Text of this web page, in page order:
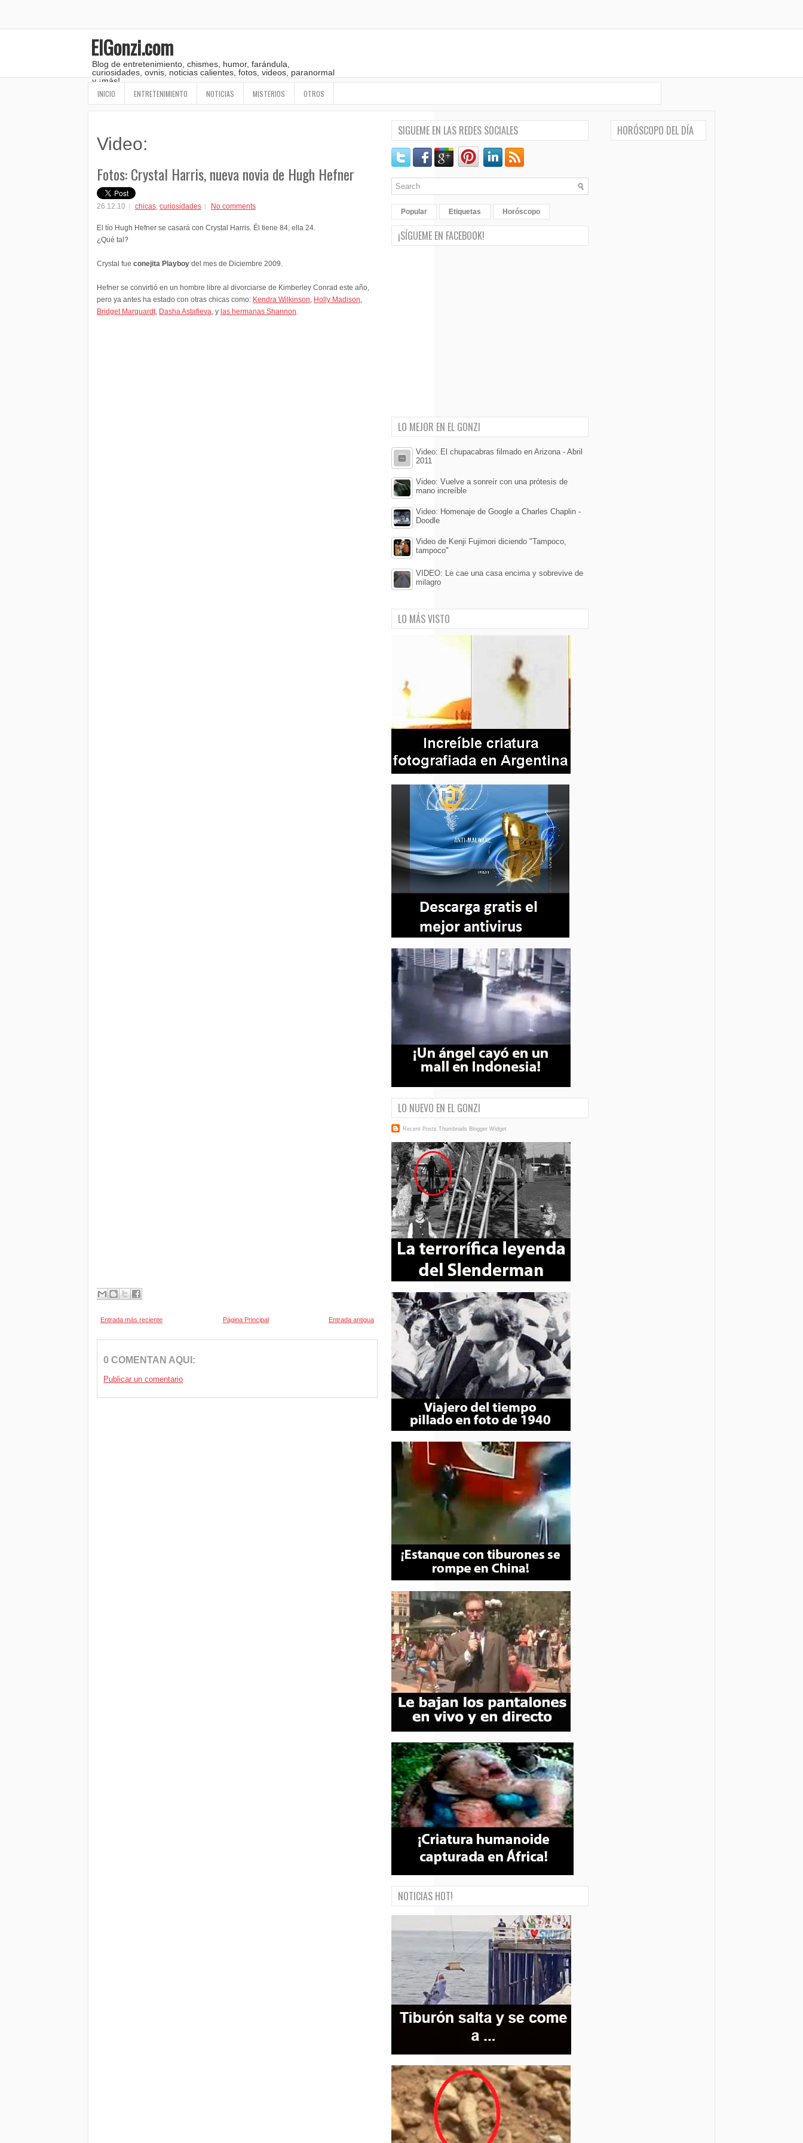
ElGonzi.com
Blog de entretenimiento, chismes, humor, farándula,
curiosidades, ovnis, noticias calientes, fotos, videos, paranormal
y ¡más!
INICIO ENTRETENIMIENTO NOTICIAS MISTERIOS OTROS
Video:
Fotos: Crystal Harris, nueva novia de Hugh Hefner
26.12.10 chicas, curiosidades No comments
El tío Hugh Hefner se casará con Crystal Harris. Él tiene 84, ella 24.
¿Qué tal?
Crystal fue conejita Playboy del mes de Diciembre 2009.
Hefner se convirtió en un hombre libre al divorciarse de Kimberley Conrad este año,
pero ya antes ha estado con otras chicas como: Kendra Wilkinson, Holly Madison,
Bridget Marquardt, Dasha Astafieva, y las hermanas Shannon.
Entrada más reciente Entrada antigua
Página Principal
0 COMENTAN AQUI:
Publicar un comentario
SIGUEME EN LAS REDES SOCIALES
Popular Etiquetas Horóscopo
¡SÍGUEME EN FACEBOOK!
LO MEJOR EN EL GONZI
Video: El chupacabras filmado en Arizona - Abril
2011
Video: Vuelve a sonreír con una prótesis de
mano increíble
Video: Homenaje de Google a Charles Chaplin -
Doodle
Video de Kenji Fujimori diciendo "Tampoco,
tampoco"
VIDEO: Le cae una casa encima y sobrevive de
milagro
LO MÁS VISTO
LO NUEVO EN EL GONZI
Recent Posts Thumbnails Blogger Widget
NOTICIAS HOT!
HORÓSCOPO DEL DÍA